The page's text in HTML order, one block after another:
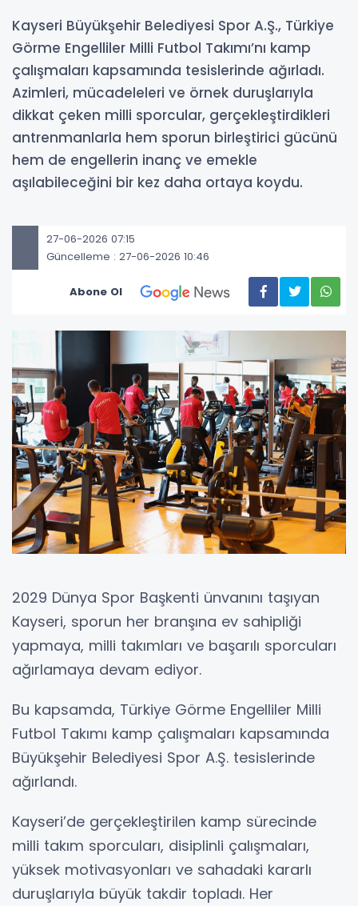
Kayseri Büyükşehir Belediyesi Spor A.Ş., Türkiye
Görme Engelliler Milli Futbol Takımı’nı kamp
çalışmaları kapsamında tesislerinde ağırladı.
Azimleri, mücadeleleri ve örnek duruşlarıyla
dikkat çeken milli sporcular, gerçekleştirdikleri
antrenmanlarla hem sporun birleştirici gücünü
hem de engellerin inanç ve emekle
aşılabileceğini bir kez daha ortaya koydu.
27-06-2026 07:15
Güncelleme : 27-06-2026 10:46
Abone Ol
2029 Dünya Spor Başkenti ünvanını taşıyan
Kayseri, sporun her branşına ev sahipliği
yapmaya, milli takımları ve başarılı sporcuları
ağırlamaya devam ediyor.
Bu kapsamda, Türkiye Görme Engelliler Milli
Futbol Takımı kamp çalışmaları kapsamında
Büyükşehir Belediyesi Spor A.Ş. tesislerinde
ağırlandı.
Kayseri’de gerçekleştirilen kamp sürecinde
milli takım sporcuları, disiplinli çalışmaları,
yüksek motivasyonları ve sahadaki kararlı
duruşlarıyla büyük takdir topladı. Her